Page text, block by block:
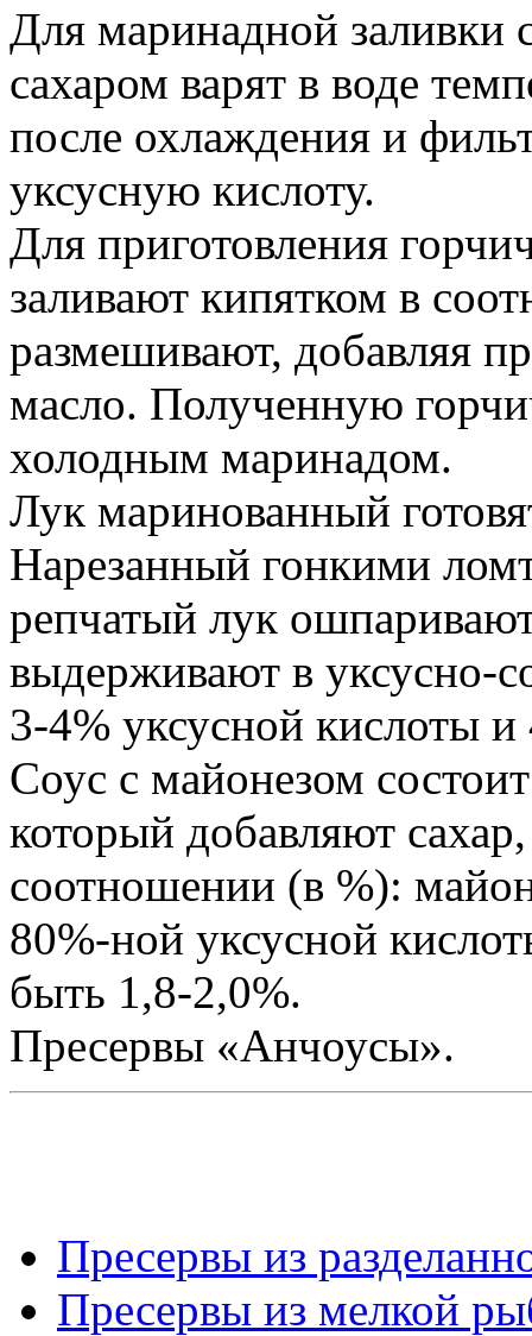
Для маринадной заливки
сахаром варят в воде
после охлаждения и
уксусную кислоту.
Для приготовления
заливают кипятком в
размешивают, добавляя
масло. Полученную
холодным маринадом.
Лук маринованный
Нарезанный гонкими
репчатый лук
выдерживают в уксусно-
3-4% уксусной кислоты
Соус с майонезом
который добавляют
соотношении (в %):
80%-ной уксусной
быть 1,8-2,0%.
Пресервы «Анчоусы».
Пресервы из
Пресервы из мелкой